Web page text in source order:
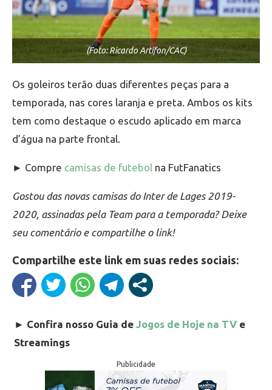
(Foto: Ricardo Artifon/CAC)
Os goleiros terão duas diferentes peças para a
temporada, nas cores laranja e preta. Ambos os kits
tem como destaque o escudo aplicado em marca
d’água na parte frontal.
► Compre camisas de futebol na FutFanatics
Gostou das novas camisas do Inter de Lages 2019-
2020, assinadas pela Team para a temporada? Deixe
seu comentário e compartilhe o link!
Compartilhe este link em suas redes sociais:
► Confira nosso Guia de Jogos de Hoje na TV e
Streamings
Publicidade